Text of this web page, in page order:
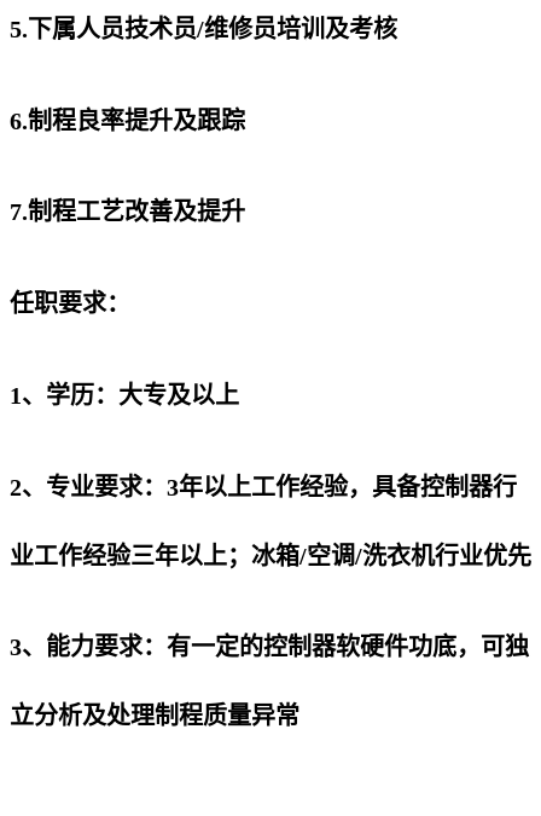
5.下属人员技术员/维修员培训及考核
6.制程良率提升及跟踪
7.制程工艺改善及提升
任职要求：
1、学历：大专及以上
2、专业要求：3年以上工作经验，具备控制器行
业工作经验三年以上；冰箱/空调/洗衣机行业优先
3、能力要求：有一定的控制器软硬件功底，可独
立分析及处理制程质量异常